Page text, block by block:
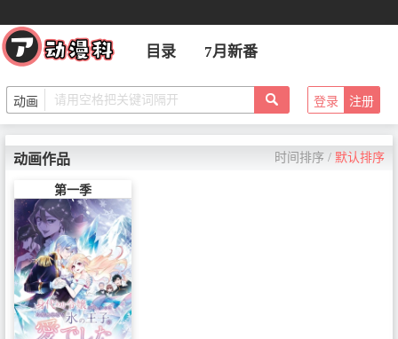
目录 7月新番
登录 注册
动画作品 时间排序 / 默认排序
第一季